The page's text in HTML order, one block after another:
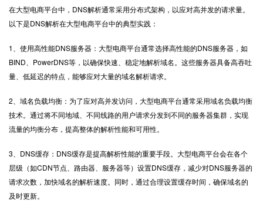
在大型电商平台中，DNS解析通常采用分布式架构，以应对高并发的请求量。
以下是DNS解析在大型电商平台中的典型实践：
1、使用高性能DNS服务器：大型电商平台通常选择高性能的DNS服务器，如
BIND、PowerDNS等，以确保快速、稳定地解析域名。这些服务器具备高吞吐
量、低延迟的特点，能够应对大量的域名解析请求。
2、域名负载均衡：为了应对高并发访问，大型电商平台通常采用域名负载均衡
技术。通过将不同地域、不同线路的用户请求分发到不同的服务器集群，实现
流量的均衡分布，提高整体的解析性能和可用性。
3、DNS缓存：DNS缓存是提高解析性能的重要手段。大型电商平台会在各个
层级（如CDN节点、路由器、服务器等）设置DNS缓存，减少对DNS服务器的
请求次数，加快域名的解析速度。同时，通过合理设置缓存时间，确保域名的
及时更新。